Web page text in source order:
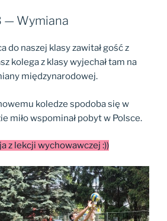
— Wymiana
do naszej klasy zawitał gość z
kolega z klasy wyjechał tam na
międzynarodowej.
koledze spodoba się w
miło wspominał pobyt w Polsce.
z lekcji wychowawczej :))